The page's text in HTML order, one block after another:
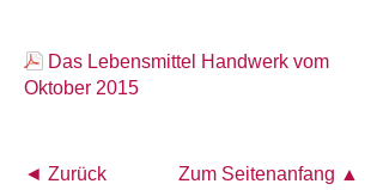
Das Lebensmittel Handwerk vom
Oktober 2015
◄ Zurück Zum Seitenanfang ▲